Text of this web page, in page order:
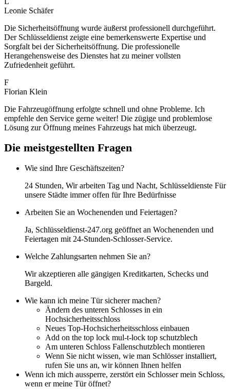
Leonie Schäfer
Die Sicherheitsöffnung wurde äußerst professionell durchgeführt.
Der Schlüsseldienst zeigte eine bemerkenswerte Expertise und
Sorgfalt bei der Sicherheitsöffnung. Die professionelle
Herangehensweise des Dienstes hat zu meiner vollsten
Zufriedenheit geführt.
F
Florian Klein
Die Fahrzeugöffnung erfolgte schnell und ohne Probleme. Ich
empfehle den Service gerne weiter! Die zügige und problemlose
Lösung zur Öffnung meines Fahrzeugs hat mich überzeugt.
Die meistgestellten Fragen
Wie sind Ihre Geschäftszeiten?
24 Stunden, Wir arbeiten Tag und Nacht, Schlüsseldienste Für
unsere Städte immer offen für Ihre Bedürfnisse
Arbeiten Sie an Wochenenden und Feiertagen?
Ja, Schlüsseldienst-247.org geöffnet an Wochenenden und
Feiertagen mit 24-Stunden-Schlosser-Service.
Welche Zahlungsarten nehmen Sie an?
Wir akzeptieren alle gängigen Kreditkarten, Schecks und
Bargeld.
Wie kann ich meine Tür sicherer machen?
Ändern des unteren Schlosses in ein
Hochsicherheitsschloss
Neues Top-Hochsicherheitsschloss einbauen
Add on the top lock mul-t-lock top schutzblech
Am unteren Schloss Fallenschutzblech montieren
Wenn Sie nicht wissen, wie man Schlösser installiert,
rufen Sie uns an, wir können Ihnen helfen
Wenn ich mich aussperre, zerstört ein Schlosser mein Schloss,
wenn er meine Tür öffnet?